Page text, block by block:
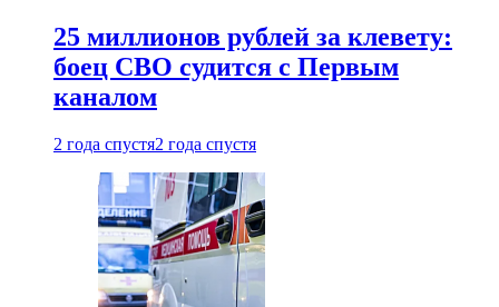
25 миллионов рублей за клевету:
боец СВО судится с Первым
каналом
2 года спустя2 года спустя